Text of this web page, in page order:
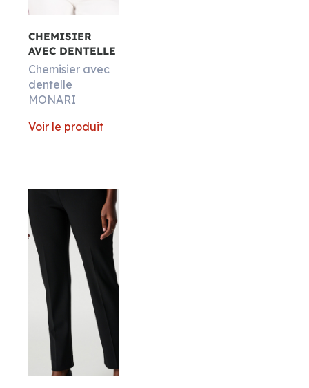
CHEMISIER
AVEC DENTELLE
Chemisier avec
dentelle
MONARI
Voir le produit